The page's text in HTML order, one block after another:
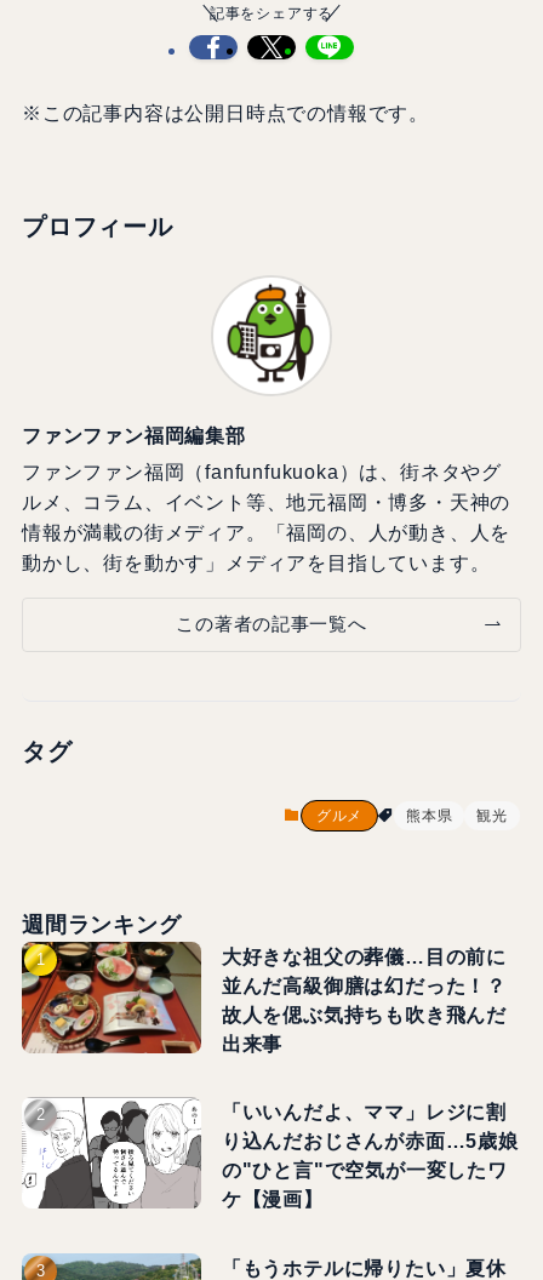
記事をシェアする
※この記事内容は公開日時点での情報です。
プロフィール
ファンファン福岡編集部
ファンファン福岡（fanfunfukuoka）は、街ネタやグ
ルメ、コラム、イベント等、地元福岡・博多・天神の
情報が満載の街メディア。「福岡の、人が動き、人を
動かし、街を動かす」メディアを目指しています。
この著者の記事一覧へ
タグ
グルメ 熊本県 観光
週間ランキング
大好きな祖父の葬儀…目の前に
並んだ高級御膳は幻だった！？
故人を偲ぶ気持ちも吹き飛んだ
出来事
「いいんだよ、ママ」レジに割
り込んだおじさんが赤面…5歳娘
の"ひと言"で空気が一変したワ
ケ【漫画】
「もうホテルに帰りたい」夏休